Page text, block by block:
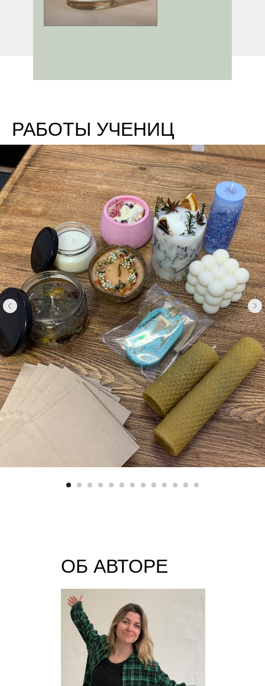
РАБОТЫ УЧЕНИЦ
ОБ АВТОРЕ